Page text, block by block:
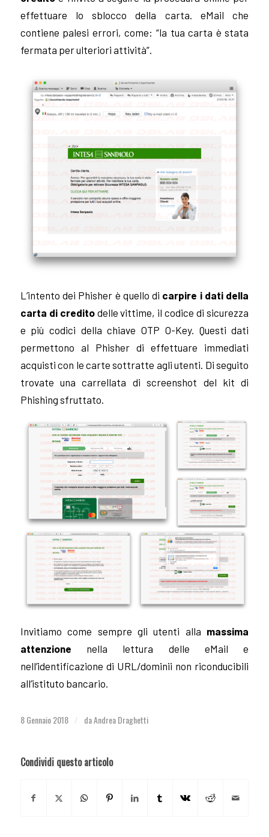
effettuare lo sblocco della carta. eMail che
contiene palesi errori, come: “la tua carta è stata
fermata per ulteriori attività”.
L’intento dei Phisher è quello di carpire i dati della
carta di creditodelle vittime, il codice di sicurezza
e più codici della chiave OTP O-Key. Questi dati
permettono al Phisher di effettuare immediati
acquisti con le carte sottratte agli utenti. Di seguito
trovate una carrellata di screenshot del kit di
Phishing sfruttato.
Invitiamo come sempre gli utenti alla massima
attenzione nella lettura delle eMail e
nell’identificazione di URL/dominii non riconducibili
all’istituto bancario.
8 Gennaio 2018 / daAndrea Draghetti
Condividi questo articolo